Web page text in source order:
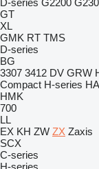
D-series G2200
GT
XL
GMK RT TMS
D-series
BG
3307 3412 DV GRW
Compact H-series HA
HMK
700
LL
EX KH ZW ZX Zaxis
SCX
C-series
H-series